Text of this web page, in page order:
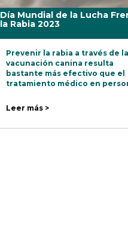
Día Mundial de la Lucha
la Rabia 2023
Prevenir la rabia a través de la
vacunación canina resulta
bastante más efectivo que el
tratamiento médico en
Leer más >